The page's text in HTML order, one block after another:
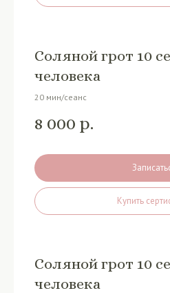
Соляной грот 10
человека
20 мин/сеанс
8 000 р.
Купить
Соляной грот 10
человека